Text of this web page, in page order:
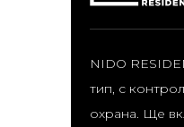
NIDO
тип, с
охрана. Ще